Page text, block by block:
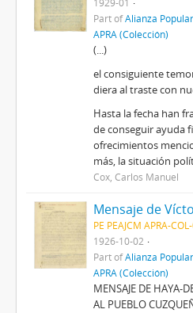
Part ofAlianza
APRA (Colección)
(...)
el consiguiente
diera al traste con
Hasta la fecha han
de conseguir ayuda
ofrecimientos
más, la situación
Cox, Carlos Manuel
PE PEAJCM APRA-
1926-10-02
Part ofAlianza
APRA (Colección)
MENSAJE DE HAYA-
AL PUEBLO